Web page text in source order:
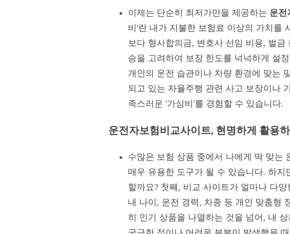
이제는 단순히 최저가만을 제공하는 운전
비'란 내가 지불한 보험료 이상의 가치를
보다 형사합의금, 변호사 선임 비용, 벌
승을 고려하여 보장 한도를 넉넉하게 설
개인의 운전 습관이나 차량 환경에 맞는
되고 있는 자율주행 관련 사고 보장이나
족스러운 '가심비'를 경험할 수 있습니다.
운전자보험비교사이트, 현명하게 활용
수많은 보험 상품 중에서 나에게 딱 맞는
매우 유용한 도구가 될 수 있습니다. 하
할까요? 첫째, 비교 사이트가 얼마나 다
내 나이, 운전 경력, 차종 등 개인 맞춤형
히 인기 상품을 나열하는 것을 넘어, 내